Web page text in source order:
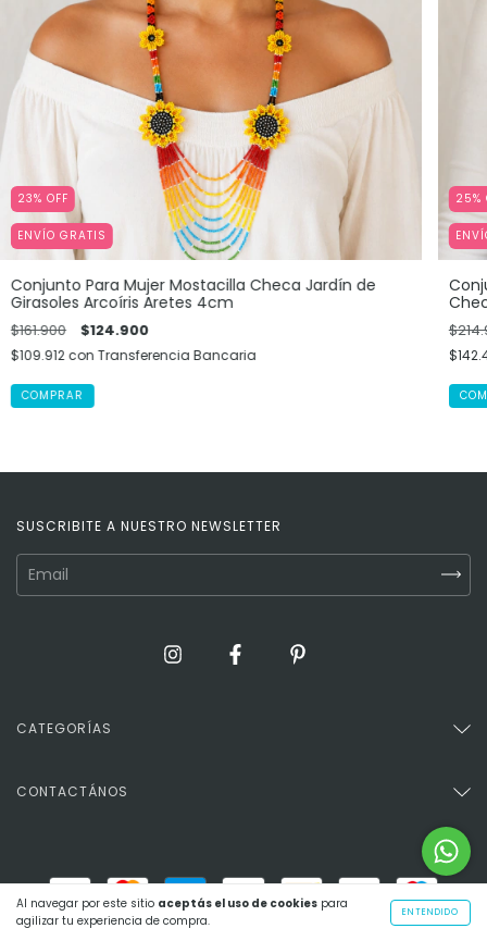
Al navegar por este sitio aceptás el uso de cookies para
agilizar tu experiencia de compra.
ENTENDIDO
23% OFF
ENVÍO GRATIS
Conjunto Para Mujer Mostacilla Checa Jardín de
Girasoles Arcoíris Aretes 4cm
$161.900 $124.900
$109.912con Transferencia Bancaria
COMPRAR
25%
SUSCRIBITE A NUESTRO NEWSLETTER
CATEGORÍAS
CONTACTÁNOS